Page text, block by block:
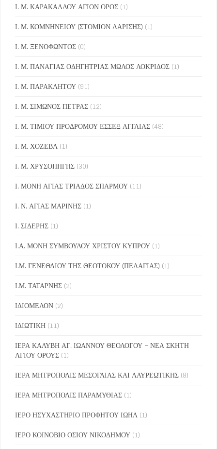
Ι. Μ. ΚΑΡΑΚΑΛΛΟΥ ΑΓΙΟΝ ΟΡΟΣ (1)
Ι. Μ. ΚΟΜΝΗΝΕΙΟΥ (ΣΤΟΜΙΟΝ ΛΑΡΙΣΗΣ) (1)
Ι. Μ. ΞΕΝΟΦΩΝΤΟΣ (0)
Ι. Μ. ΠΑΝΑΓΙΑΣ ΟΔΗΓΗΤΡΙΑΣ ΜΩΛΟΣ ΛΟΚΡΙΔΟΣ (1)
Ι. Μ. ΠΑΡΑΚΛΗΤΟΥ (91)
Ι. Μ. ΣΙΜΩΝΟΣ ΠΕΤΡΑΣ (12)
Ι. Μ. ΤΙΜΙΟΥ ΠΡΟΔΡΟΜΟΥ ΕΣΣΕΞ ΑΓΓΛΙΑΣ (48)
Ι. Μ. ΧΟΖΕΒΑ (1)
Ι. Μ. ΧΡΥΣΟΠΗΓΗΣ (30)
Ι. ΜΟΝΗ ΑΓΙΑΣ ΤΡΙΑΔΟΣ ΣΠΑΡΜΟΥ (11)
Ι. Ν. ΑΓΙΑΣ ΜΑΡΙΝΗΣ (1)
Ι. ΣΙΔΕΡΗΣ (1)
Ι.Α. ΜΟΝΗ ΣΥΜΒΟΥΛΟΥ ΧΡΙΣΤΟΥ ΚΥΠΡΟΥ (1)
Ι.Μ. ΓΕΝΕΘΛΙΟΥ ΤΗΣ ΘΕΟΤΟΚΟΥ (ΠΕΛΑΓΙΑΣ) (1)
Ι.Μ. ΤΑΤΑΡΝΗΣ (2)
ΙΔΙΟΜΕΛΟΝ (2)
ΙΔΙΩΤΙΚΗ (11)
ΙΕΡΑ ΚΑΛΥΒΗ ΑΓ. ΙΩΑΝΝΟΥ ΘΕΟΛΟΓΟΥ – ΝΕΑ ΣΚΗΤΗ
ΑΓΙΟΥ ΟΡΟΥΣ (1)
ΙΕΡΑ ΜΗΤΡΟΠΟΛΙΣ ΜΕΣΟΓΑΙΑΣ ΚΑΙ ΛΑΥΡΕΩΤΙΚΗΣ (8)
ΙΕΡΑ ΜΗΤΡΟΠΟΛΙΣ ΠΑΡΑΜΥΘΙΑΣ (1)
ΙΕΡΟ ΗΣΥΧΑΣΤΗΡΙΟ ΠΡΟΦΗΤΟΥ ΙΩΗΛ (1)
ΙΕΡΟ ΚΟΙΝΟΒΙΟ ΟΣΙΟΥ ΝΙΚΟΔΗΜΟΥ (1)